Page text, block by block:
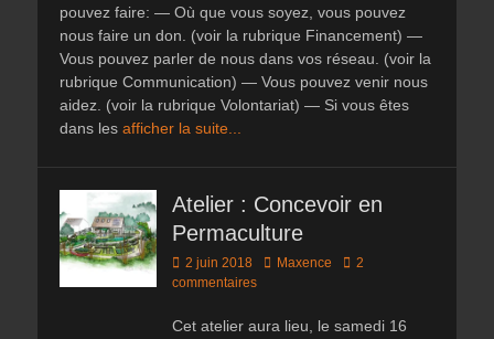
pouvez faire: — Où que vous soyez, vous pouvez
nous faire un don. (voir la rubrique Financement) —
Vous pouvez parler de nous dans vos réseau. (voir la
rubrique Communication) — Vous pouvez venir nous
aidez. (voir la rubrique Volontariat) — Si vous êtes
dans les afficher la suite...
Atelier : Concevoir en
Permaculture
Posted
on
2 juin 2018 Author
Maxence
2
commentaires
Cet atelier aura lieu, le samedi 16